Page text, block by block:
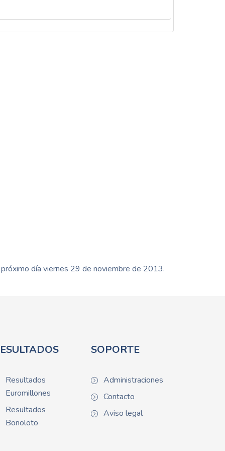
día viernes 29 de noviembre de 2013.
Resultados
Euromillones
Resultados
Bonoloto
SOPORTE
Administraciones
Contacto
Aviso legal